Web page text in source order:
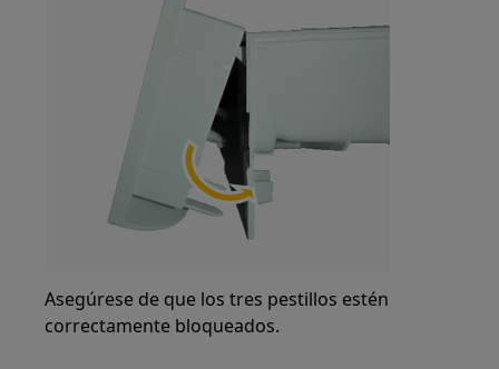
Asegúrese de que los tres pestillos estén
correctamente bloqueados.